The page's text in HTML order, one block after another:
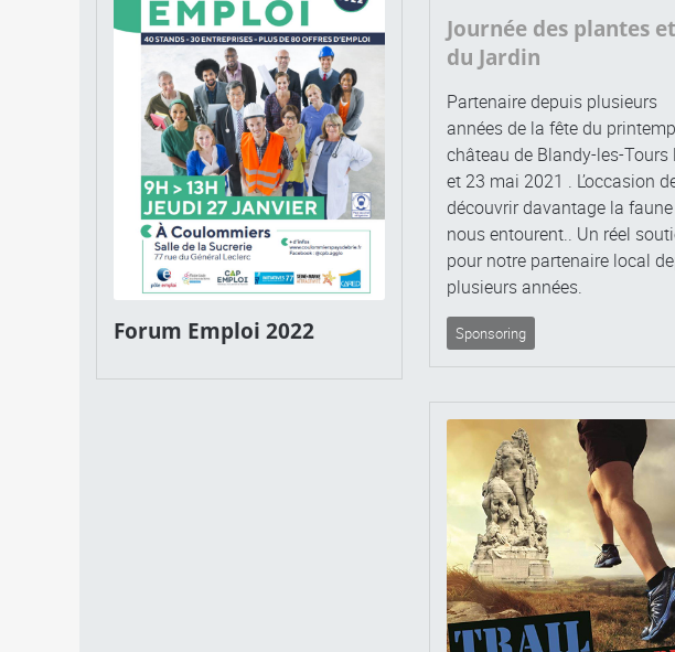
Forum Emploi 2022
Journée des plantes
du Jardin
Partenaire depuis plusieurs
années de la fête du
château de Blandy-les-Tours
et 23 mai 2021 . L’occasion
découvrir davantage la
nous entourent.. Un réel
pour notre partenaire local
plusieurs années.
Sponsoring